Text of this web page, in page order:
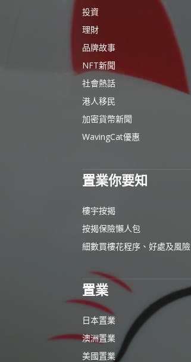
投資
理財
品牌故事
NFT新聞
社會熱話
港人移民
加密貨幣新聞
WavingCat優惠
置業你要知
樓宇按揭
按揭保險懶人包
細數買樓花程序、好處及風險
置業
日本置業
澳洲置業
美國置業